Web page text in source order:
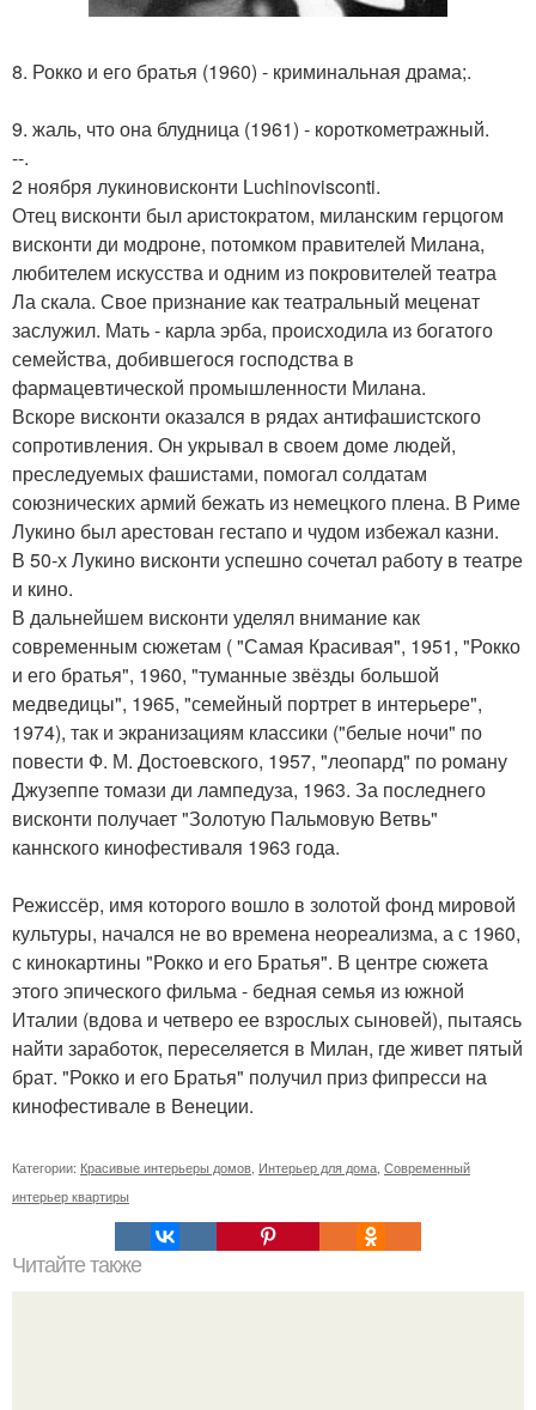
8. Рокко и его братья (1960) - криминальная драма;.
9. жаль, что она блудница (1961) - короткометражный.
--.
2 ноября лукиновисконти Luchinovisconti.
Отец висконти был аристократом, миланским герцогом
висконти ди модроне, потомком правителей Милана,
любителем искусства и одним из покровителей театра
Ла скала. Свое признание как театральный меценат
заслужил. Мать - карла эрба, происходила из богатого
семейства, добившегося господства в
фармацевтической промышленности Милана.
Вскоре висконти оказался в рядах антифашистского
сопротивления. Он укрывал в своем доме людей,
преследуемых фашистами, помогал солдатам
союзнических армий бежать из немецкого плена. В Риме
Лукино был арестован гестапо и чудом избежал казни.
В 50-х Лукино висконти успешно сочетал работу в театре
и кино.
В дальнейшем висконти уделял внимание как
современным сюжетам ( "Самая Красивая", 1951, "Рокко
и его братья", 1960, "туманные звёзды большой
медведицы", 1965, "семейный портрет в интерьере",
1974), так и экранизациям классики ("белые ночи" по
повести Ф. М. Достоевского, 1957, "леопард" по роману
Джузеппе томази ди лампедуза, 1963. За последнего
висконти получает "Золотую Пальмовую Ветвь"
каннского кинофестиваля 1963 года.
Режиссёр, имя которого вошло в золотой фонд мировой
культуры, начался не во времена неореализма, а с 1960,
с кинокартины "Рокко и его Братья". В центре сюжета
этого эпического фильма - бедная семья из южной
Италии (вдова и четверо ее взрослых сыновей), пытаясь
найти заработок, переселяется в Милан, где живет пятый
брат. "Рокко и его Братья" получил приз фипресси на
кинофестивале в Венеции.
Категории: Красивые интерьеры домов Интерьер для дома Современный
интерьер квартиры
Читайте также